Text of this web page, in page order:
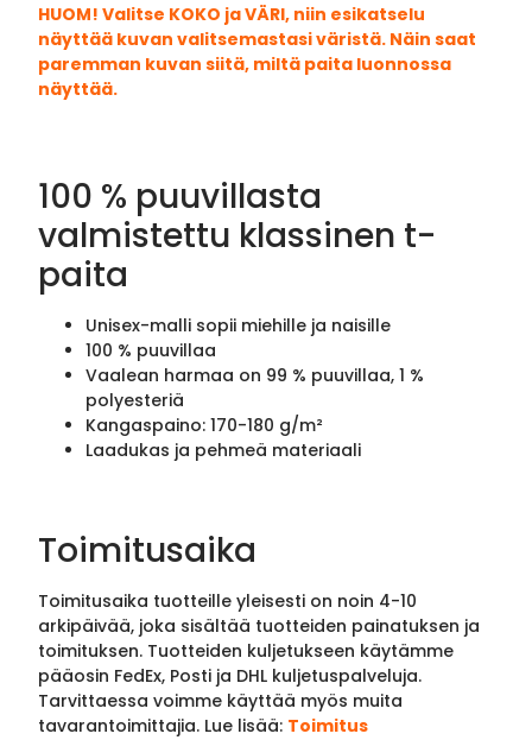
HUOM! Valitse KOKO ja VÄRI, niin esikatselu
näyttää kuvan valitsemastasi väristä. Näin saat
paremman kuvan siitä, miltä paita luonnossa
näyttää.
100 % puuvillasta
valmistettu klassinen t-
paita
Unisex-malli sopii miehille ja naisille
100 % puuvillaa
Vaalean harmaa on 99 % puuvillaa, 1 %
polyesteriä
Kangaspaino: 170-180 g/m²
Laadukas ja pehmeä materiaali
Toimitusaika
Toimitusaika tuotteille yleisesti on noin 4-10
arkipäivää, joka sisältää tuotteiden painatuksen ja
toimituksen. Tuotteiden kuljetukseen käytämme
pääosin FedEx, Posti ja DHL kuljetuspalveluja.
Tarvittaessa voimme käyttää myös muita
tavarantoimittajia. Lue lisää: Toimitus